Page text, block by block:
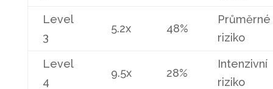
Level
3
5.2x 48%
Průměrné
riziko
Level
4
9.5x 28%
Intenzivní
riziko